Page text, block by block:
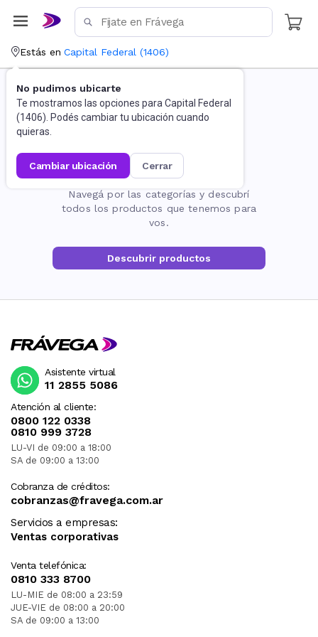
Estás en Capital Federal (1406)
No pudimos ubicarte
Te mostramos las opciones para Capital Federal
(1406). Podés cambiar tu ubicación cuando
quieras.
cambiar ubicación cerrar
La página no existe
Navegá por las categorías y descubrí
todos los productos que tenemos para
vos.
Descubrir productos
Atención al cliente:
0800 122 0338
0810 999 3728
LU-VI de 09:00 a 18:00
SA de 09:00 a 13:00
Cobranza de créditos:
cobranzas@fravega.com.ar
Servicios a empresas:
Ventas corporativas
Venta telefónica:
0810 333 8700
LU-MIE de 08:00 a 23:59
JUE-VIE de 08:00 a 20:00
SA de 09:00 a 13:00
Asistente virtual
11 2855 5086